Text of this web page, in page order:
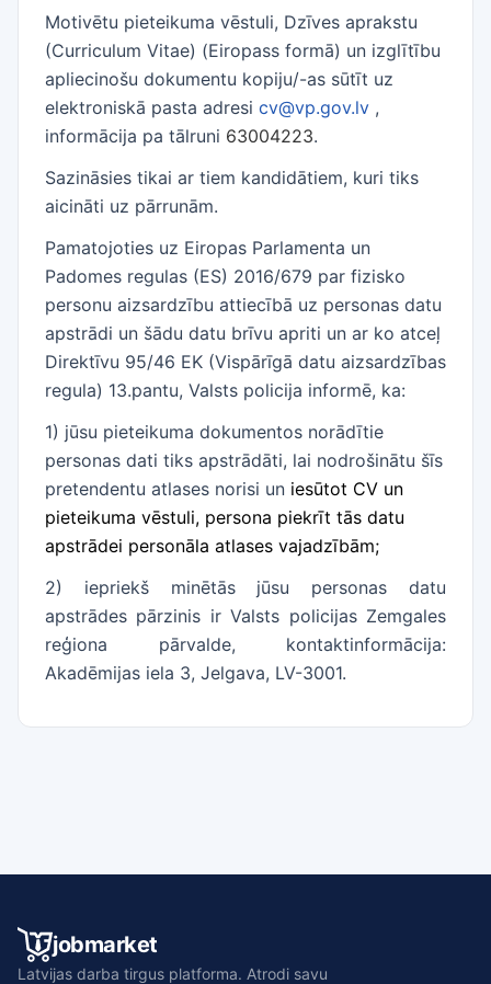
Motivētu pieteikuma vēstuli, Dzīves aprakstu
(Curriculum Vitae) (Eiropass formā) un izglītību
apliecinošu dokumentu kopiju/-as sūtīt uz
elektroniskā pasta adresi cv@vp.gov.lv ,
informācija pa tālruni 63004223.
Sazināsies tikai ar tiem kandidātiem, kuri tiks
aicināti uz pārrunām.
Pamatojoties uz Eiropas Parlamenta un
Padomes regulas (ES) 2016/679 par fizisko
personu aizsardzību attiecībā uz personas datu
apstrādi un šādu datu brīvu apriti un ar ko atceļ
Direktīvu 95/46 EK (Vispārīgā datu aizsardzības
regula) 13.pantu, Valsts policija informē, ka:
1) jūsu pieteikuma dokumentos norādītie
personas dati tiks apstrādāti, lai nodrošinātu šīs
pretendentu atlases norisi un iesūtot CV un
pieteikuma vēstuli, persona piekrīt tās datu
apstrādei personāla atlases vajadzībām;
2) iepriekš minētās jūsu personas datu
apstrādes pārzinis ir Valsts policijas Zemgales
reģiona pārvalde, kontaktinformācija:
Akadēmijas iela 3, Jelgava, LV-3001.
jobmarket
Latvijas darba tirgus platforma. Atrodi savu